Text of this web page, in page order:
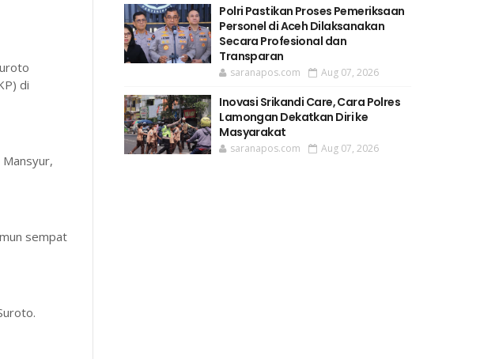
di
sempat
Polri Pastikan Proses Pemeriksaan
Personel di Aceh Dilaksanakan
Secara Profesional dan
Transparan
saranapos.com Aug 07, 2026
Inovasi Srikandi Care, Cara Polres
Lamongan Dekatkan Diri ke
Masyarakat
saranapos.com Aug 07, 2026